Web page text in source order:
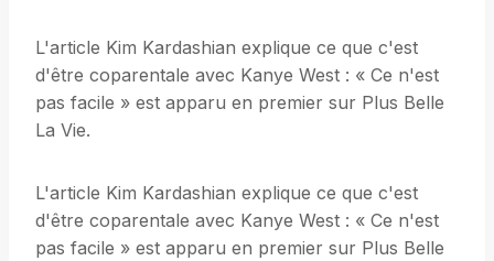
L'article Kim Kardashian explique ce que c'est
d'être coparentale avec Kanye West : « Ce n'est
pas facile » est apparu en premier sur Plus Belle
La Vie.
L'article Kim Kardashian explique ce que c'est
d'être coparentale avec Kanye West : « Ce n'est
pas facile » est apparu en premier sur Plus Belle